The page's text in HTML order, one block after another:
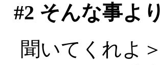
#2 そんな事より
聞いてくれよ